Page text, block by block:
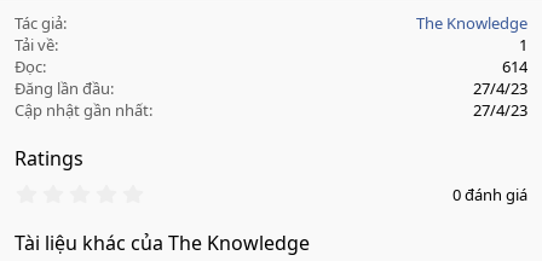
Tác giả
The Knowledge
Tải về
1
Đọc
614
Đăng lần đầu
27/4/23
Cập nhật gần nhất
27/4/23
Ratings
0
0
0 đánh giá
Tài liệu khác của The Knowledge